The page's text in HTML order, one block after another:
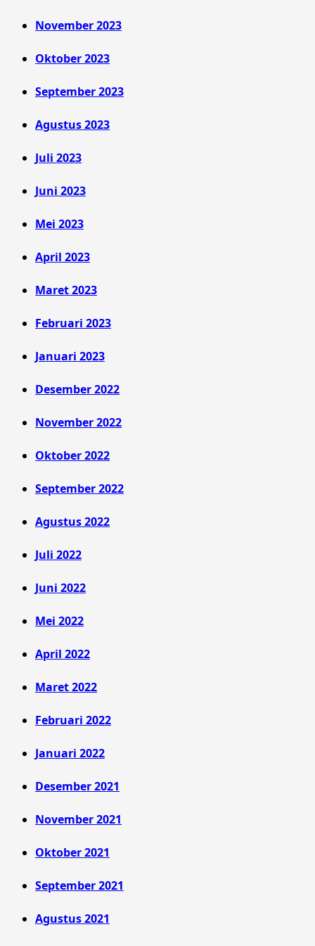
November 2023
Oktober 2023
September 2023
Agustus 2023
Juli 2023
Juni 2023
Mei 2023
April 2023
Maret 2023
Februari 2023
Januari 2023
Desember 2022
November 2022
Oktober 2022
September 2022
Agustus 2022
Juli 2022
Juni 2022
Mei 2022
April 2022
Maret 2022
Februari 2022
Januari 2022
Desember 2021
November 2021
Oktober 2021
September 2021
Agustus 2021